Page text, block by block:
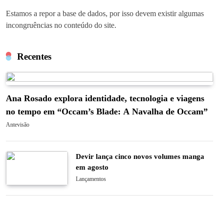
Estamos a repor a base de dados, por isso devem existir algumas
incongruências no conteúdo do site.
Recentes
Ana Rosado explora identidade, tecnologia e viagens
no tempo em “Occam’s Blade: A Navalha de Occam”
Antevisão
Devir lança cinco novos volumes manga
em agosto
Lançamentos